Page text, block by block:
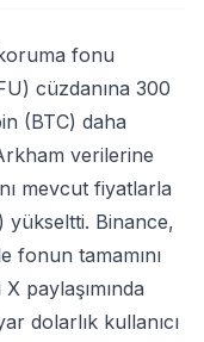
fonu
cüzdanına 300
(BTC) daha
verilerine
mevcut fiyatlarla
yükseltti. Binance,
fonun tamamını
paylaşımında
dolarlık kullanıcı